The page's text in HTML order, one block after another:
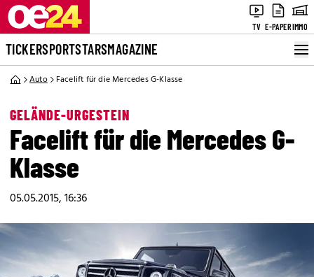
TV E-PAPERIMMO
TICKERSPORTSTARSMAGAZINE
Auto Facelift für die Mercedes G-Klasse
GELÄNDE-URGESTEIN
Facelift für die Mercedes G-
Klasse
05.05.2015, 16:36